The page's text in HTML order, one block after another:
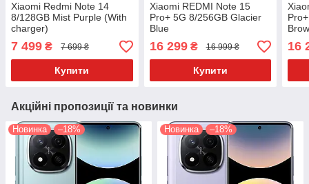
Xiaomi Redmi Note 14
8/128GB Mist Purple (With
charger)
7 499 ₴ 7 699 ₴
Купити
Xiaomi REDMI Note 15
Pro+ 5G 8/256GB Glacier
Blue
16 299₴ 16 999 ₴
Купити
16
Акційні пропозиції та новинки
Новинка –18% Новинка –18%